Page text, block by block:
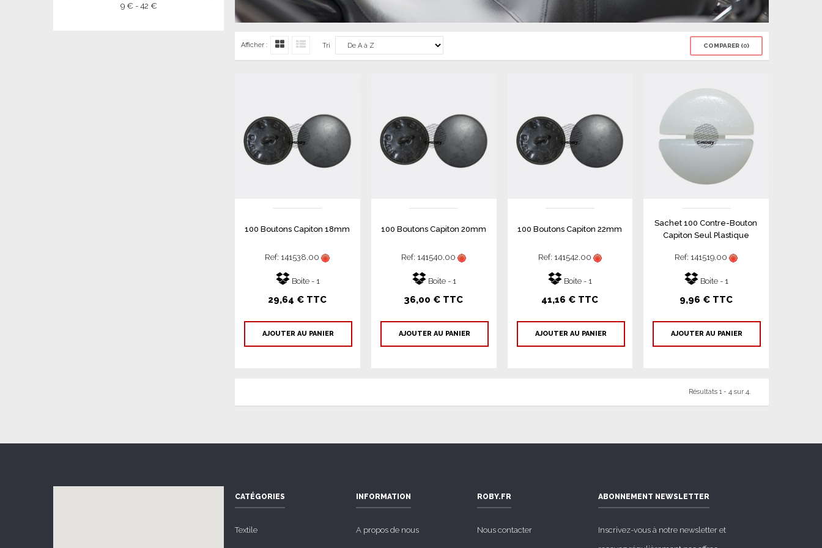
9 € - 42 €
Afficher : Tri COMPARER (0)
100 Boutons Capiton 18mm
Ref: 141538.00
Boite - 1
29,64 € TTC
AJOUTER AU PANIER
100 Boutons Capiton 20mm
Ref: 141540.00
Boite - 1
36,00 € TTC
AJOUTER AU PANIER
100 Boutons Capiton 22mm
Ref: 141542.00
Boite - 1
41,16 € TTC
AJOUTER AU PANIER
Sachet 100 Contre-Bouton
Capiton Seul Plastique
Ref: 141519.00
Boite - 1
9,96 € TTC
AJOUTER AU PANIER
Résultats 1 - 4 sur 4.
CATÉGORIES
Textile
INFORMATION
A propos de nous
ROBY.FR
Nous contacter
ABONNEMENT NEWSLETTER
Inscrivez-vous à notre newsletter et